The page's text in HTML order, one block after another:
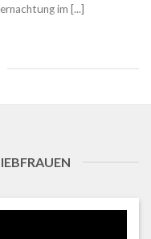
im [...]